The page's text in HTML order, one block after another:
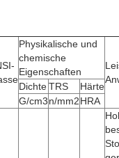
Physikalische und
chemische
Eigenschaften
DichteTRS
Härte
G/cm3n/mm2HRA